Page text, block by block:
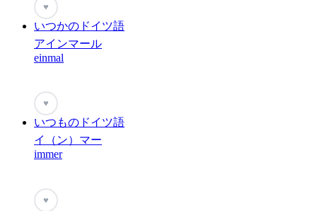
♥
いつかのドイツ語
アインマール
einmal
♥
いつものドイツ語
イ（ン）マー
immer
♥